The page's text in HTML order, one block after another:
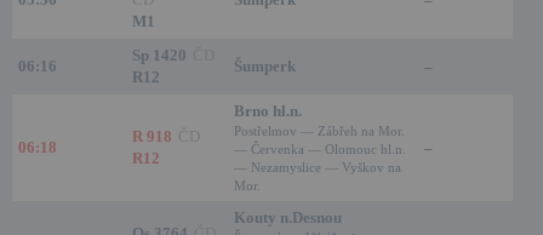
M1
06:16
Sp 1420
R12
Šumperk –
06:18
R 918 ČD
R12
Brno hl.n.
Postřelmov — Zábřeh na Mor.
— Červenka — Olomouc hl.n.
— Nezamyslice — Vyškov na
Mor.
–
Kouty n.Desnou